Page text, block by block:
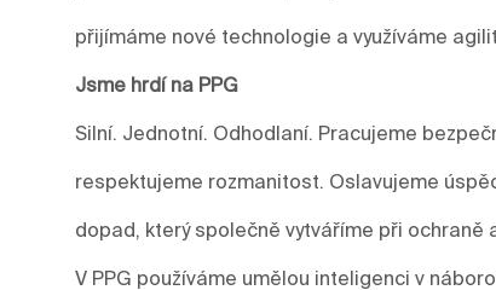
přijímáme nové technologie a využíváme
Jsme hrdí na PPG
Silní. Jednotní. Odhodlaní. Pracujeme
respektujeme rozmanitost. Oslavujeme
dopad, který společně vytváříme při ochraně
V PPG používáme umělou inteligenci v